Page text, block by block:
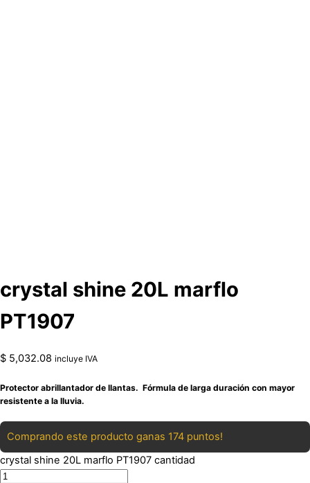
crystal shine 20L marflo
PT1907
$ 5,032.08 incluye IVA
Protector abrillantador de llantas. Fórmula de larga duración con mayor
resistente a la lluvia.
Comprando este producto ganas 174 puntos!
crystal shine 20L marflo PT1907 cantidad